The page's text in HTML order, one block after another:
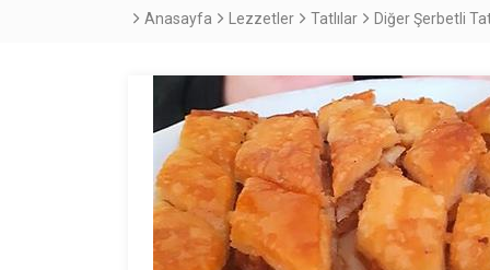
Anasayfa Lezzetler Tatlılar Diğer Şerbetli